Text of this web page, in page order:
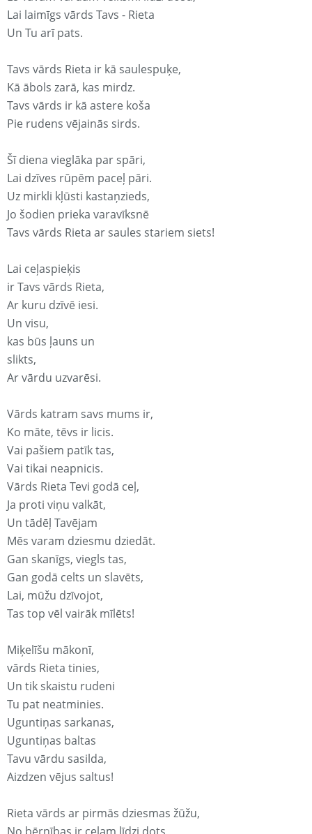
Lai laimīgs vārds Tavs - Rieta
Un Tu arī pats.
Tavs vārds Rieta ir kā saulespuķe,
Kā ābols zarā, kas mirdz.
Tavs vārds ir kā astere koša
Pie rudens vējainās sirds.
Šī diena vieglāka par spāri,
Lai dzīves rūpēm paceļ pāri.
Uz mirkli kļūsti kastaņzieds,
Jo šodien prieka varavīksnē
Tavs vārds Rieta ar saules stariem siets!
Lai ceļaspieķis
ir Tavs vārds Rieta,
Ar kuru dzīvē iesi.
Un visu,
kas būs ļauns un
slikts,
Ar vārdu uzvarēsi.
Vārds katram savs mums ir,
Ko māte, tēvs ir licis.
Vai pašiem patīk tas,
Vai tikai neapnicis.
Vārds Rieta Tevi godā ceļ,
Ja proti viņu valkāt,
Un tādēļ Tavējam
Mēs varam dziesmu dziedāt.
Gan skanīgs, viegls tas,
Gan godā celts un slavēts,
Lai, mūžu dzīvojot,
Tas top vēl vairāk mīlēts!
Miķelīšu mākonī,
vārds Rieta tinies,
Un tik skaistu rudeni
Tu pat neatminies.
Uguntiņas sarkanas,
Uguntiņas baltas
Tavu vārdu sasilda,
Aizdzen vējus saltus!
Rieta vārds ar pirmās dziesmas žūžu,